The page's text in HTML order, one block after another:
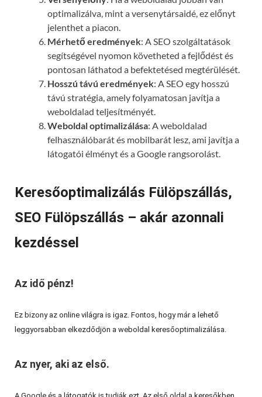
optimalizálva, mint a versenytársaidé, ez előnyt
jelenthet a piacon.
Mérhető eredmények: A SEO szolgáltatások
segítségével nyomon követheted a fejlődést és
pontosan láthatod a befektetésed megtérülését.
Hosszú távú eredmények: A SEO egy hosszú
távú stratégia, amely folyamatosan javítja a
weboldalad teljesítményét.
Weboldal optimalizálása: A weboldalad
felhasználóbarát és mobilbarát lesz, ami javítja a
látogatói élményt és a Google rangsorolást.
Keresőoptimalizálás Fülöpszállás,
SEO Fülöpszállás – akár azonnali
kezdéssel
Az idő pénz!
Ez bizony az online világra is igaz. Fontos, hogy már a lehető
leggyorsabban elkezdődjön a weboldal keresőoptimalizálása.
Az nyer, aki az első.